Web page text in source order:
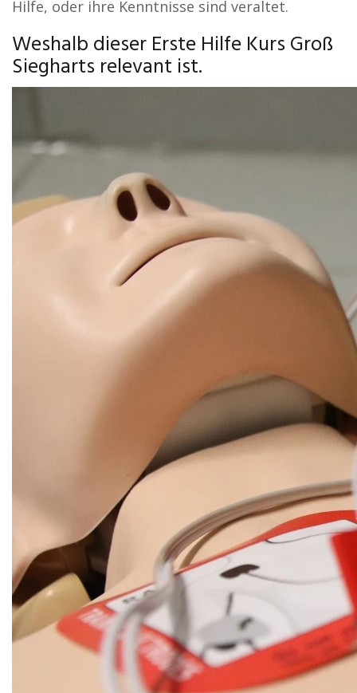
Hilfe, oder ihre Kenntnisse sind veraltet.
Weshalb dieser Erste Hilfe Kurs Groß
Siegharts relevant ist.